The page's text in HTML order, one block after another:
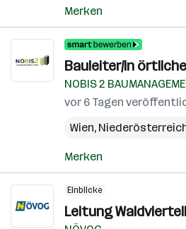
Merken
Bauleiter/in
NOBIS 2
vor 6 Tagen
Wien,
Merken
Einblicke
Leitung